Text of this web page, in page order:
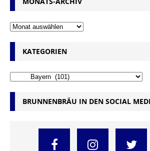
KATEGORIEN
BRUNNENBRÄU IN DEN SOCIAL